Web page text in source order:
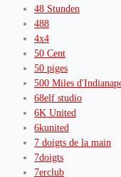
48 Stunden
488
4x4
50 Cent
50 piges
500 Miles
68elf studio
6K United
6kunited
7 doigts de la main
7doigts
7erclub